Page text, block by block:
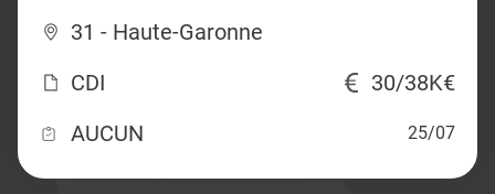
31 - Haute-Garonne
CDI
30/38K€
AUCUN
25/07